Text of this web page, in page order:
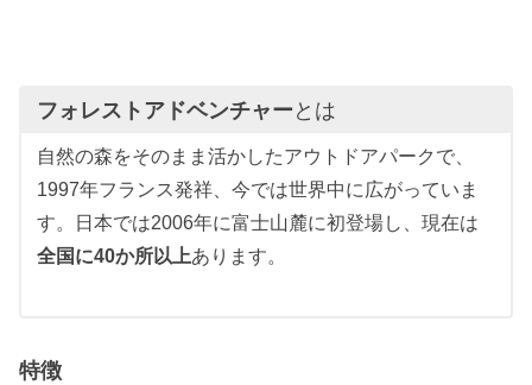
フォレストアドベンチャーとは
自然の森をそのまま活かしたアウトドアパークで、
1997年フランス発祥、今では世界中に広がっていま
す。日本では2006年に富士山麓に初登場し、現在は
全国に40か所以上あります。
特徴